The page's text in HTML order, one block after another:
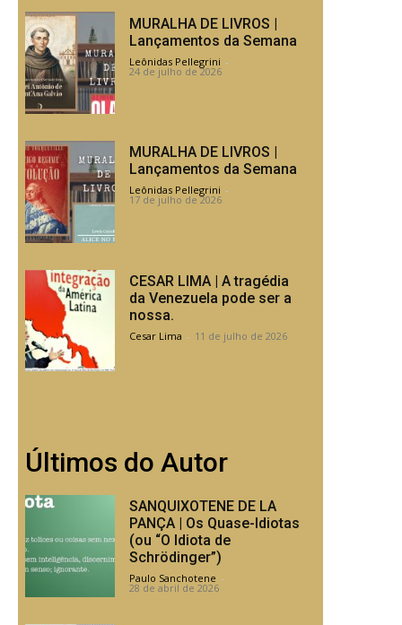
MURALHA DE LIVROS |
Lançamentos da Semana
Leônidas Pellegrini -
24 de julho de 2026
MURALHA DE LIVROS |
Lançamentos da Semana
Leônidas Pellegrini -
17 de julho de 2026
CESAR LIMA | A tragédia
da Venezuela pode ser a
nossa.
Cesar Lima - 11 de julho de 2026
Últimos do Autor
SANQUIXOTENE DE LA
PANÇA | Os Quase-Idiotas
(ou “O Idiota de
Schrödinger”)
Paulo Sanchotene -
28 de abril de 2026